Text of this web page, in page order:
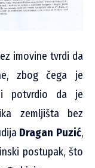
imovine tvrdi da
zbog čega je
i potvrdio da je
zemljišta bez
Dragan Puzić,
postupak, što